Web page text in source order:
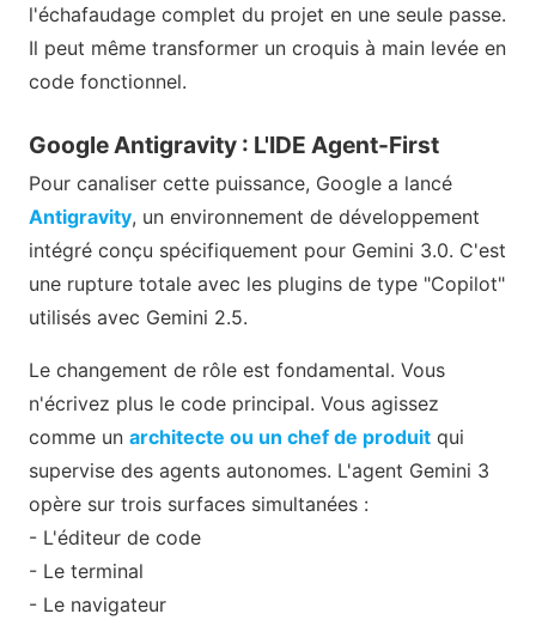
l'échafaudage complet du projet en une seule passe.
Il peut même transformer un croquis à main levée en
code fonctionnel.
Google Antigravity : L'IDE Agent-First
Pour canaliser cette puissance, Google a lancé
Antigravity, un environnement de développement
intégré conçu spécifiquement pour Gemini 3.0. C'est
une rupture totale avec les plugins de type "Copilot"
utilisés avec Gemini 2.5.
Le changement de rôle est fondamental. Vous
n'écrivez plus le code principal. Vous agissez
comme un architecte ou un chef de produit qui
supervise des agents autonomes. L'agent Gemini 3
opère sur trois surfaces simultanées :
- L'éditeur de code
- Le terminal
- Le navigateur